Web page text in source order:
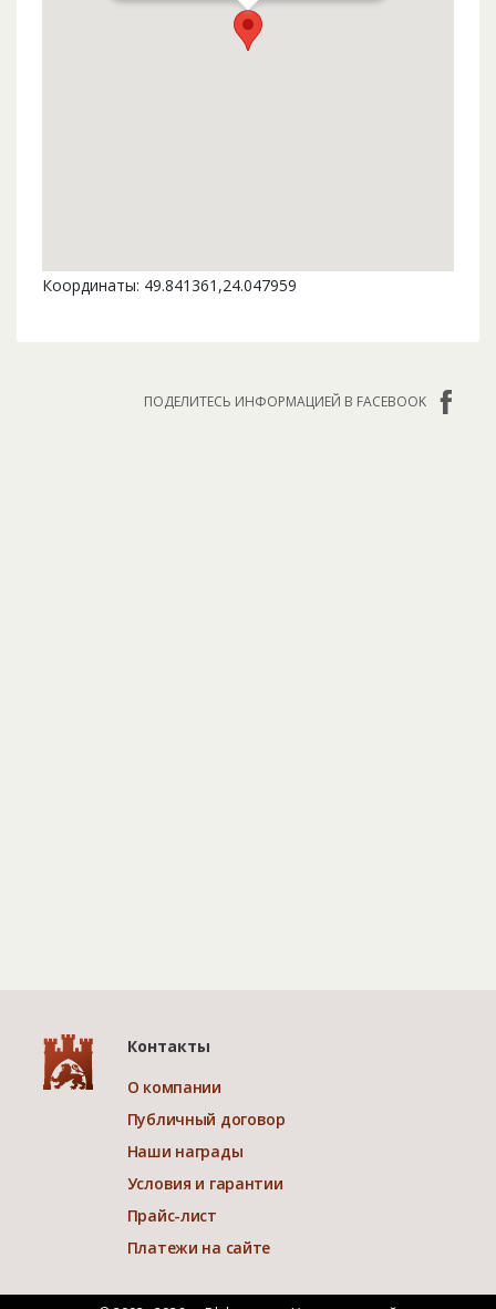
Координаты: 49.841361,24.047959
ПОДЕЛИТЕСЬ ИНФОРМАЦИЕЙ В FACEBOOK
Контакты
О компании
Публичный договор
Наши награды
Условия и гарантии
Прайс-лист
Платежи на сайте